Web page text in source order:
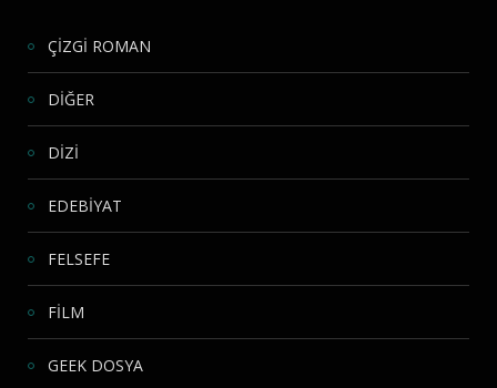
ÇİZGİ ROMAN
DİĞER
DİZİ
EDEBİYAT
FELSEFE
FİLM
GEEK DOSYA